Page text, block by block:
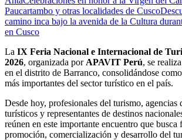
Paucartambo y otras localidades de Cusco
camino inca bajo la avenida de la Cultura
en Cusco
La IX Feria Nacional e Internacional de
2026, organizada por APAVIT Perú, se
en el distrito de Barranco, consolidándose
más importantes del sector turístico en el país.
Desde hoy, profesionales del turismo, agencias
turísticos y representantes de destinos
reúnen en este importante encuentro que busca
promoción, comercialización y desarrollo del